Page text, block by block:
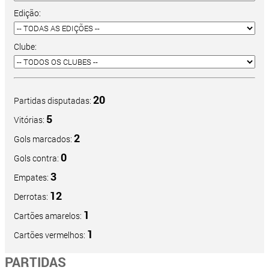
Edição:
Clube:
Partidas disputadas: 20
Vitórias: 5
Gols marcados: 2
Gols contra: 0
Empates: 3
Derrotas: 12
Cartões amarelos: 1
Cartões vermelhos: 1
PARTIDAS